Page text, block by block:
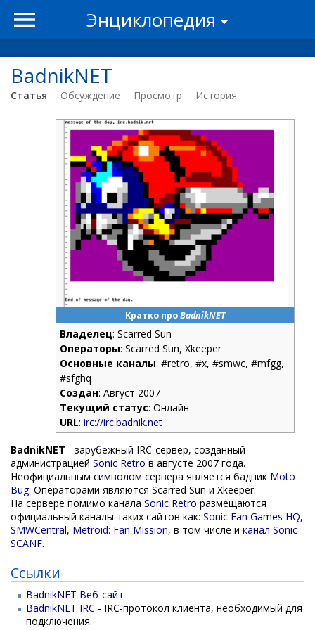
Энциклопедия
BadnikNET
Статья Обсуждение Просмотр История
Кратко проBadnikNET
Владелец: Scarred Sun
Операторы: Scarred Sun, Xkeeper
Основные каналы: #retro, #x, #smwc, #mfgg,
#sfghq
Создан: Август 2007
Текущий статус: Онлайн
URL: irc://irc.badnik.net
BadnikNET - зарубежный IRC-сервер, созданный
администрацией Sonic Retro в августе 2007 года.
Неофициальным символом сервера является бадник Moto
Bug. Операторами являются Scarred Sun и Xkeeper.
На сервере помимо канала Sonic Retro размещаются
официальный каналы таких сайтов как: Sonic Fan Games HQ,
SMWCentral, Metroid: Fan Mission, в том числе и канал Sonic
SCANF.
Ссылки
BadnikNET Веб-сайт
BadnikNET IRC - IRC-протокол клиента, необходимый для
подключения.